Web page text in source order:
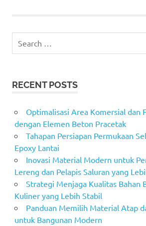
for:
RECENT POSTS
Optimalisasi Area Komersial dan
dengan Elemen Beton Pracetak
Tahapan Persiapan Permukaan
Epoxy Lantai
Inovasi Material Modern untuk
Lereng dan Pelapis Saluran yang
Strategi Menjaga Kualitas Bahan
Kuliner yang Lebih Stabil
Panduan Memilih Material Atap
untuk Bangunan Modern